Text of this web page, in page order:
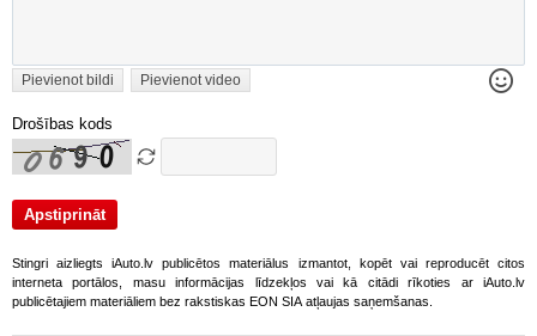
Pievienot bildi Pievienot video
Drošības kods
Stingri aizliegts iAuto.lv publicētos materiālus izmantot, kopēt vai reproducēt citos
interneta portālos, masu informācijas līdzekļos vai kā citādi rīkoties ar iAuto.lv
publicētajiem materiāliem bez rakstiskas EON SIA atļaujas saņemšanas.